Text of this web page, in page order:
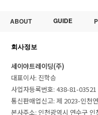
ABOUT GUIDE
회사정보
세이야트레이딩(주)
대표이사: 진학승
사업자등록번호: 438-81-03521
통신판매업신고: 제 2023-인천
본사주소: 인천광역시 연수구